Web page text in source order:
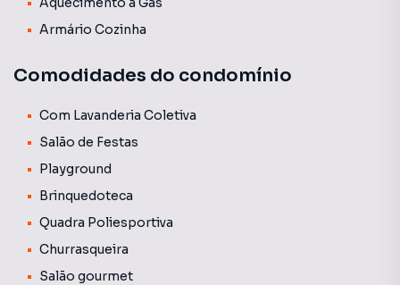
áreas de convivência.
Armário Cozinha
Comodidades do condomínio
Com Lavanderia Coletiva
Salão de Festas
Playground
Brinquedoteca
Quadra Poliesportiva
Churrasqueira
Salão gourmet